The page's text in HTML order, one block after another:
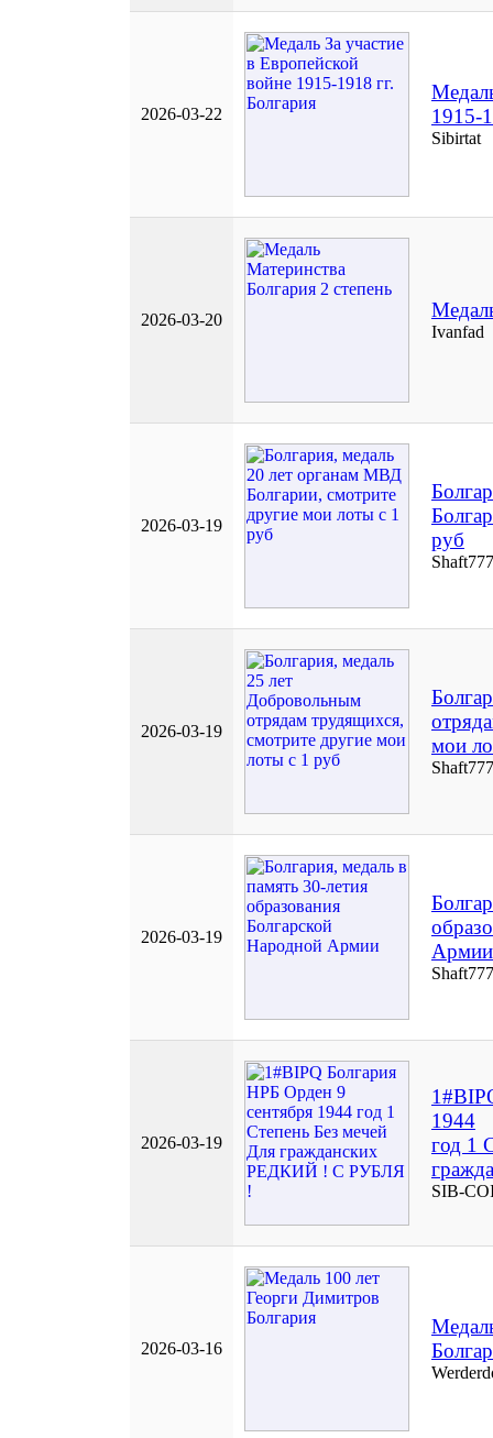
2026-03-22
1915-
Sibirtat
2026-03-20
Ivanfad
2026-03-19
руб
Shaft777
2026-03-19
мои
Shaft777
2026-03-19
Армии
Shaft777
2026-03-19
1944
год 1
SIB-
2026-03-16